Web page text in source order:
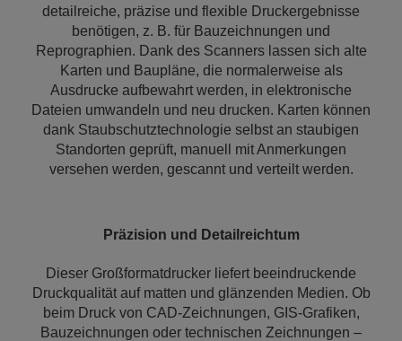
detailreiche, präzise und flexible Druckergebnisse
benötigen, z. B. für Bauzeichnungen und
Reprographien. Dank des Scanners lassen sich alte
Karten und Baupläne, die normalerweise als
Ausdrucke aufbewahrt werden, in elektronische
Dateien umwandeln und neu drucken. Karten können
dank Staubschutztechnologie selbst an staubigen
Standorten geprüft, manuell mit Anmerkungen
versehen werden, gescannt und verteilt werden.
Präzision und Detailreichtum
Dieser Großformatdrucker liefert beeindruckende
Druckqualität auf matten und glänzenden Medien. Ob
beim Druck von CAD-Zeichnungen, GIS-Grafiken,
Bauzeichnungen oder technischen Zeichnungen –